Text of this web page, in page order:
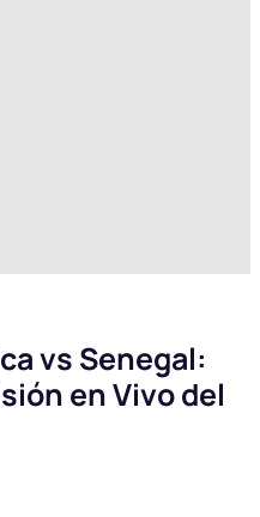
vs Senegal:
en Vivo del